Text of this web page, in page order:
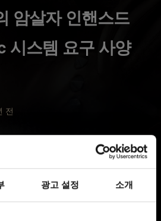
광고 설정 소개
암살자 인핸스드
시스템 요구 사양
전
및 더 위쳐 2: 왕들의 암살자가
macOS Ventura를 곧 지원하게
으로 알려드립니다.
X 10.8.2, macOS 10.15에 대한